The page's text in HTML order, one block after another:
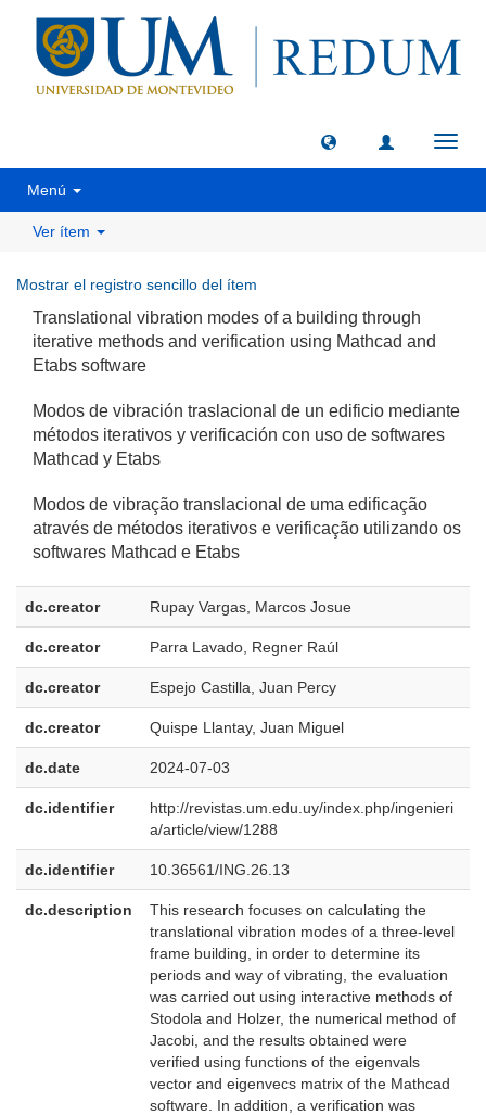
Menú
Ver ítem
Mostrar el registro sencillo del ítem
Translational vibration modes of a building through
iterative methods and verification using Mathcad and
Etabs software
Modos de vibración traslacional de un edificio mediante
métodos iterativos y verificación con uso de softwares
Mathcad y Etabs
Modos de vibração translacional de uma edificação
através de métodos iterativos e verificação utilizando os
softwares Mathcad e Etabs
dc.creator Rupay Vargas, Marcos Josue
dc.creator Parra Lavado, Regner Raúl
dc.creator Espejo Castilla, Juan Percy
dc.creator Quispe Llantay, Juan Miguel
dc.date 2024-07-03
dc.identifier
http://revistas.um.edu.uy/index.php/ingenieri
a/article/view/1288
dc.identifier 10.36561/ING.26.13
dc.description
This research focuses on calculating the
translational vibration modes of a three-level
frame building, in order to determine its
periods and way of vibrating, the evaluation
was carried out using interactive methods of
Stodola and Holzer, the numerical method of
Jacobi, and the results obtained were
verified using functions of the eigenvals
vector and eigenvecs matrix of the Mathcad
software. In addition, a verification was